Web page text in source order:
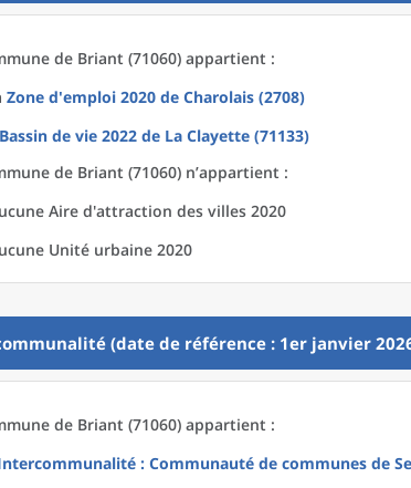
de Briant (71060) appartient :
Zone d'emploi 2020 de Charolais (2708)
Bassin de vie 2022 de La Clayette (71133)
de Briant (71060) n’appartient :
Aire d'attraction des villes 2020
Unité urbaine 2020
(date de référence : 1er janvier
de Briant (71060) appartient :
: Communauté de communes de